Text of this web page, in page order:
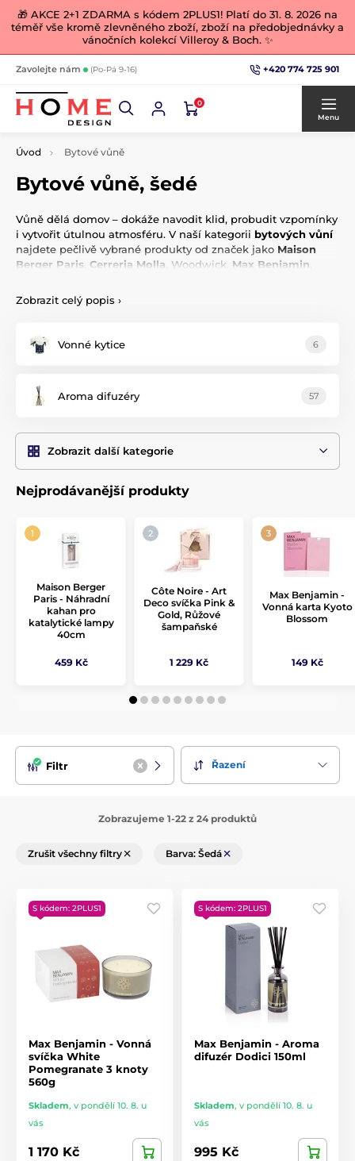
🎁 AKCE 2+1 ZDARMA s kódem 2PLUS1! Platí do 31. 8. 2026 na
téměř vše kromě zlevněného zboží, zboží na předobjednávky a
vánočních kolekcí Villeroy & Boch. ✨
Zavolejte nám (Po-Pá 9-16) +420 774 725 901
0
Menu
Úvod Bytové vůně
Bytové vůně, šedé
Vůně dělá domov – dokáže navodit klid, probudit vzpomínky
i vytvořit útulnou atmosféru. V naší kategorii bytových vůní
najdete pečlivě vybrané produkty od značek jako Maison
Berger Paris Cerreria Molla , Woodwick, Max Benjamin
Nabízíme aroma difuzéry, vonné svíčky, katalytické lampy,
náplně i stylové
prostor v místo, kam se budete rádi vracet – doma i na
Zobrazit celý popis ›
Vonné kytice 6
Aroma difuzéry 57
Zobrazit další kategorie
Nejprodávanější produkty
Maison Berger
Paris - Náhradní
kahan pro
katalytické lampy
40cm
459 Kč
Côte Noire - Art
Deco svíčka Pink &
Gold, Růžové
šampaňské
1 229 Kč
Max Benjamin -
Vonná karta Kyoto
Blossom
149 Kč
Filtr Řazení
Zobrazujeme 1-22 z 24 produktů
Zrušit všechny filtry Barva: Šedá
S kódem: 2PLUS1
Max Benjamin - Vonná
svíčka White
Pomegranate 3 knoty
560g
Skladem, v pondělí 10. 8. u
vás
1 170 Kč
S kódem: 2PLUS1
Max Benjamin - Aroma
difuzér Dodici 150ml
Skladem, v pondělí 10. 8. u
vás
995 Kč